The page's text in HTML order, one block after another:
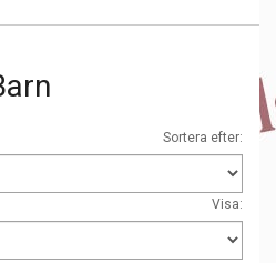
Sortera efter:
Visa: